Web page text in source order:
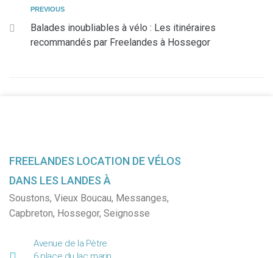
PREVIOUS
Balades inoubliables à vélo : Les itinéraires
recommandés par Freelandes à Hossegor
FREELANDES LOCATION DE VÉLOS
DANS LES LANDES À
Soustons, Vieux Boucau, Messanges,
Capbreton, Hossegor, Seignosse
Avenue de la Pètre